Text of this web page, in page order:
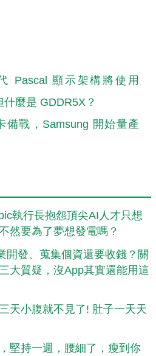
Pascal 顯示架構將使用
麼是 GDDR5X？
備戰，Samsung 開始量產
執行長抱怨頂尖AI人才只想
然要為了夢想發電嗎？
開發、蒐集個資還要收錢？關
大質疑，沒App其實還能用這
天小腹就不見了! 肚子一天天
堅持一週，腰細了，瘦到你